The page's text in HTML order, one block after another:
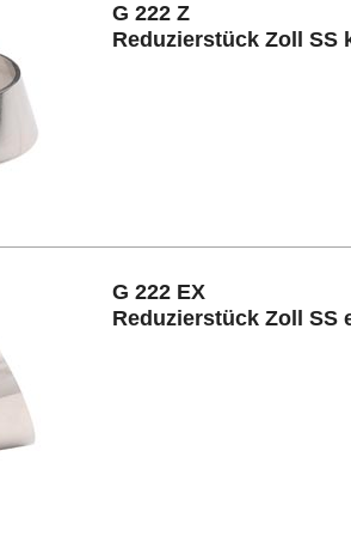
G 222 Z
Reduzierstück Zoll SS
G 222 EX
Reduzierstück Zoll SS